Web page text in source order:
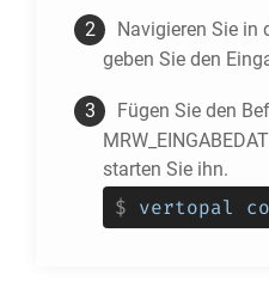
Navigieren Sie in
geben Sie den
Fügen Sie den
starten Sie ihn.
$ vertopal